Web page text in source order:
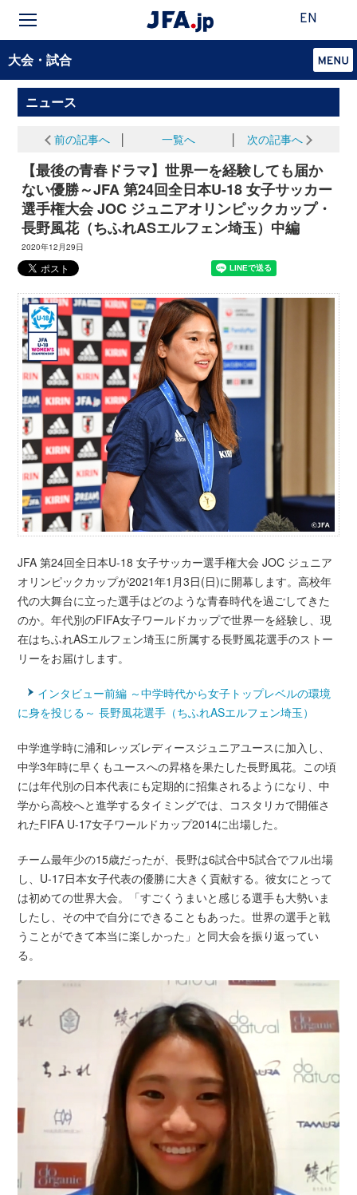
EN
大会・試合
ニュース
前の記事へ 一覧へ 次の記事へ
【最後の青春ドラマ】世界一を経験しても届か
ない優勝～JFA 第24回全日本U-18 女子サッカー
選手権大会 JOC ジュニアオリンピックカップ・
長野風花（ちふれASエルフェン埼玉）中編
2020年12月29日
JFA 第24回全日本U-18 女子サッカー選手権大会 JOC ジュニア
オリンピックカップが2021年1月3日(日)に開幕します。高校年
代の大舞台に立った選手はどのような青春時代を過ごしてきた
のか。年代別のFIFA女子ワールドカップで世界一を経験し、現
在はちふれASエルフェン埼玉に所属する長野風花選手のストー
リーをお届けします。
インタビュー前編 ～中学時代から女子トップレベルの環境
に身を投じる～ 長野風花選手（ちふれASエルフェン埼玉）
中学進学時に浦和レッズレディースジュニアユースに加入し、
中学3年時に早くもユースへの昇格を果たした長野風花。この頃
には年代別の日本代表にも定期的に招集されるようになり、中
学から高校へと進学するタイミングでは、コスタリカで開催さ
れたFIFA U-17女子ワールドカップ2014に出場した。
チーム最年少の15歳だったが、長野は6試合中5試合でフル出場
し、U-17日本女子代表の優勝に大きく貢献する。彼女にとって
は初めての世界大会。「すごくうまいと感じる選手も大勢いま
したし、その中で自分にできることもあった。世界の選手と戦
うことができて本当に楽しかった」と同大会を振り返ってい
る。